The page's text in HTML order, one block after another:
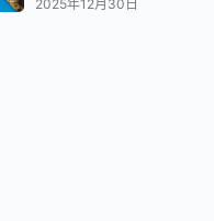
2025年12月30日